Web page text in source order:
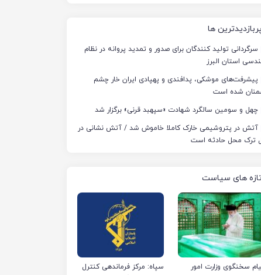
پربازدیدترین ها
سرگردانی تولید کنندگان برای صدور و تمدید پروانه در نظام
استان البرز
پیشرفت‌های موشکی، پدافندی و پهپادی ایران خار چشم
شده است
چهل‌ و سومین سالگرد شهادت «سپهبد قرنی» برگزار شد
آتش در پتروشیمی خارک کاملا خاموش شد / آتش نشانی در
ترک محل حادثه است
های سیاست
سخنگوی وزارت امور
سپاه: مرکز فرماندهی کنترل